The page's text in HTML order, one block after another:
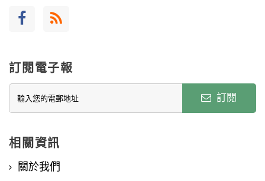
訂閱電子報
訂閱
相關資訊
關於我們